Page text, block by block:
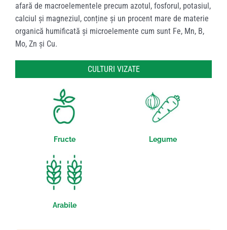
afară de macroelementele precum azotul, fosforul, potasiul,
calciul și magneziul, conține și un procent mare de materie
organică humificată și microelemente cum sunt Fe, Mn, B,
Mo, Zn și Cu.
CULTURI VIZATE
Fructe Legume
Arabile